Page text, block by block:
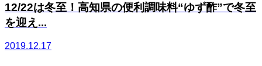
12/22は冬至！高知県の便利調味料“ゆず酢”で冬至
を迎え...
2019.12.17